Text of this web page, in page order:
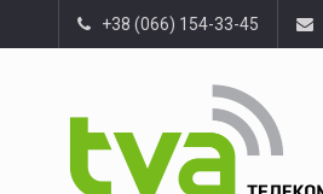
+38 (066) 154-33-45